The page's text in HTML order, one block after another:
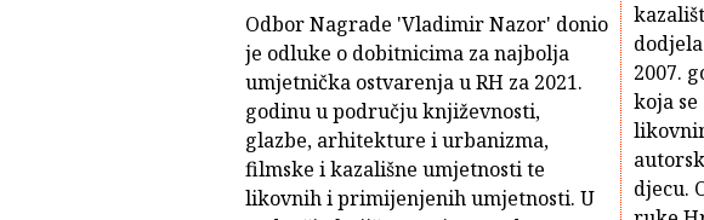
Odbor Nagrade 'Vladimir Nazor' donio
je odluke o dobitnicima za najbolja
umjetnička ostvarenja u RH za 2021.
godinu u području književnosti,
glazbe, arhitekture i urbanizma,
filmske i kazališne umjetnosti te
likovnih i primijenjenih umjetnosti. U
2007.
koja
djecu.